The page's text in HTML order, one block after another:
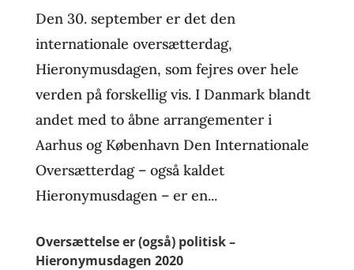
Den 30. september er det den
internationale oversætterdag,
Hieronymusdagen, som fejres over hele
verden på forskellig vis. I Danmark blandt
andet med to åbne arrangementer i
Aarhus og København Den Internationale
Oversætterdag – også kaldet
Hieronymusdagen – er en...
Oversættelse er (også) politisk –
Hieronymusdagen 2020